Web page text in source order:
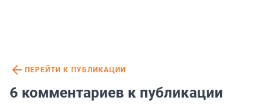
ПЕРЕЙТИ К ПУБЛИКАЦИИ
6 комментариев к публикации